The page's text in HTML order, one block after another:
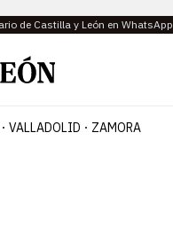
de Castilla y León en WhatsApp
VALLADOLID ZAMORA